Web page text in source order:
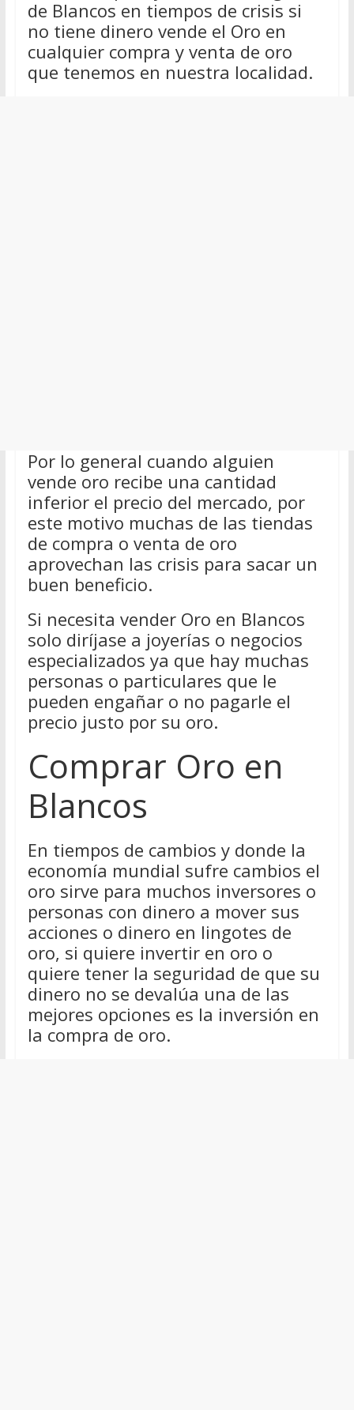
de Blancos en tiempos de crisis si
no tiene dinero vende el Oro en
cualquier compra y venta de oro
que tenemos en nuestra localidad.
Por lo general cuando alguien
vende oro recibe una cantidad
inferior el precio del mercado, por
este motivo muchas de las tiendas
de compra o venta de oro
aprovechan las crisis para sacar un
buen beneficio.
Si necesita vender Oro en Blancos
solo diríjase a joyerías o negocios
especializados ya que hay muchas
personas o particulares que le
pueden engañar o no pagarle el
precio justo por su oro.
Comprar Oro en
Blancos
En tiempos de cambios y donde la
economía mundial sufre cambios el
oro sirve para muchos inversores o
personas con dinero a mover sus
acciones o dinero en lingotes de
oro, si quiere invertir en oro o
quiere tener la seguridad de que su
dinero no se devalúa una de las
mejores opciones es la inversión en
la compra de oro.